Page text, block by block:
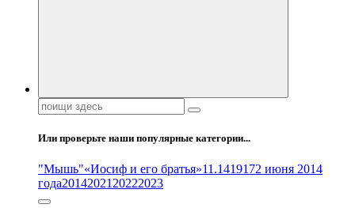
Поиск:
Или проверьте наши популярные категории...
"Мышь"«Иосиф и его братья»11.1419172 июня 2014
года20142021 20222023